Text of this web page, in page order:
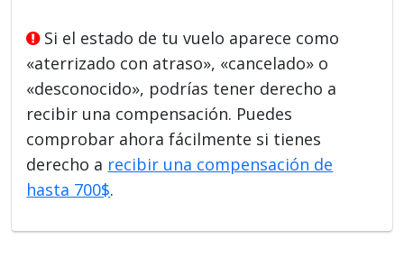
Si el estado de tu vuelo aparece como
«aterrizado con atraso», «cancelado» o
«desconocido», podrías tener derecho a
recibir una compensación. Puedes
comprobar ahora fácilmente si tienes
derecho a recibir una compensación de
hasta 700$.